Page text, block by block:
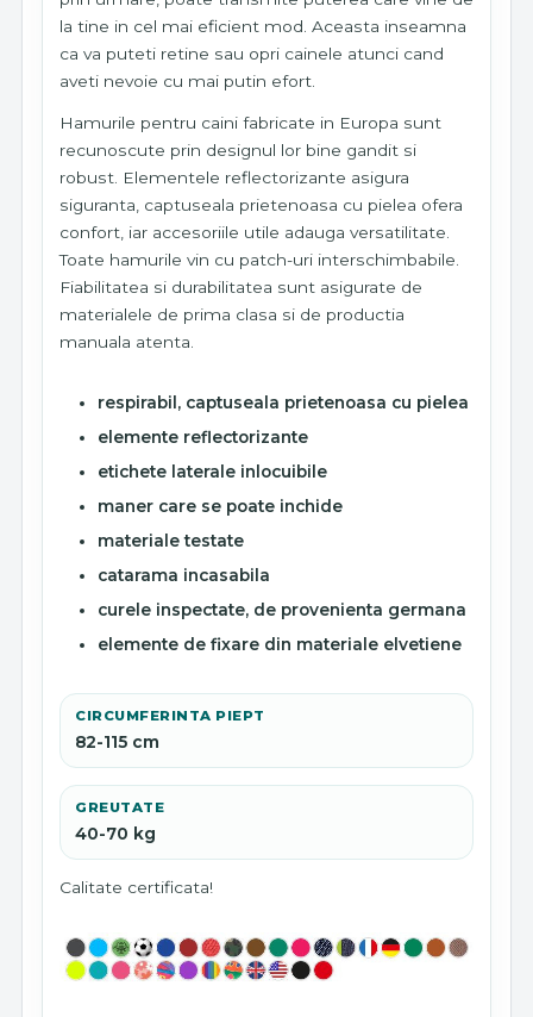
la tine in cel mai eficient mod. Aceasta inseamna
ca va puteti retine sau opri cainele atunci cand
aveti nevoie cu mai putin efort.
Hamurile pentru caini fabricate in Europa sunt
recunoscute prin designul lor bine gandit si
robust. Elementele reflectorizante asigura
siguranta, captuseala prietenoasa cu pielea ofera
confort, iar accesoriile utile adauga versatilitate.
Toate hamurile vin cu patch-uri interschimbabile.
Fiabilitatea si durabilitatea sunt asigurate de
materialele de prima clasa si de productia
manuala atenta.
respirabil, captuseala prietenoasa cu pielea
elemente reflectorizante
etichete laterale inlocuibile
maner care se poate inchide
materiale testate
catarama incasabila
curele inspectate, de provenienta germana
elemente de fixare din materiale elvetiene
CIRCUMFERINTA PIEPT
82-115 cm
GREUTATE
40-70 kg
Calitate certificata!